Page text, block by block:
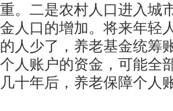
。二是农村人口进入城
人口的增加。将来年轻
人少了，养老基金统筹
人账户的资金，可能全
十年后，养老保障个人